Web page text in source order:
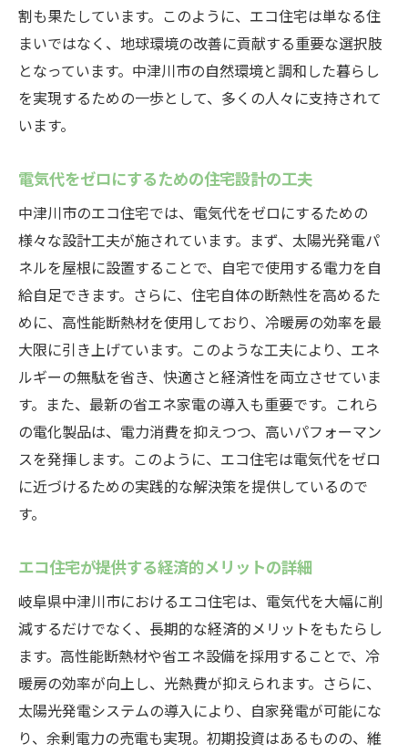
未来を見据えた太陽光発電の可能性
太陽光パネルの最新技術とその利点
エコ住宅における太陽光発電の役割
再生可能エネルギーがもたらす未来の展望
エコ住宅と太陽光発電のシナジー効果
力
断熱材の選び方とその効果
冷暖房効率を最大化する断熱技術
高性能断熱材がもたらす省エネ効果
エコ住宅における断熱材の重要性
住環境の快適さを実現する断熱構造
中津川市の気候に適した断熱材の選定
中津川市エコ住宅が提案する環境と共存する新
しい暮らし
環境と共に生きるためのエコ住宅の選択
り
自然との調和を目指す生活スタイルの提案
環境保護と住まいの両立を実現する方法
中津川市の自然を生かした家づくりの工夫
エコ住宅がもたらすコミュニティへの影響
地域特有の自然を生かした中津川市エコ住宅の
可能性
割も果たしています。このように、エコ住宅は単なる住
まいではなく、地球環境の改善に貢献する重要な選択肢
となっています。中津川市の自然環境と調和した暮らし
を実現するための一歩として、多くの人々に支持されて
います。
電気代をゼロにするための住宅設計の工夫
中津川市のエコ住宅では、電気代をゼロにするための
様々な設計工夫が施されています。まず、太陽光発電パ
ネルを屋根に設置することで、自宅で使用する電力を自
給自足できます。さらに、住宅自体の断熱性を高めるた
めに、高性能断熱材を使用しており、冷暖房の効率を最
大限に引き上げています。このような工夫により、エネ
ルギーの無駄を省き、快適さと経済性を両立させていま
す。また、最新の省エネ家電の導入も重要です。これら
の電化製品は、電力消費を抑えつつ、高いパフォーマン
スを発揮します。このように、エコ住宅は電気代をゼロ
に近づけるための実践的な解決策を提供しているので
す。
エコ住宅が提供する経済的メリットの詳細
岐阜県中津川市におけるエコ住宅は、電気代を大幅に削
減するだけでなく、長期的な経済的メリットをもたらし
ます。高性能断熱材や省エネ設備を採用することで、冷
暖房の効率が向上し、光熱費が抑えられます。さらに、
太陽光発電システムの導入により、自家発電が可能にな
り、余剰電力の売電も実現。初期投資はあるものの、維